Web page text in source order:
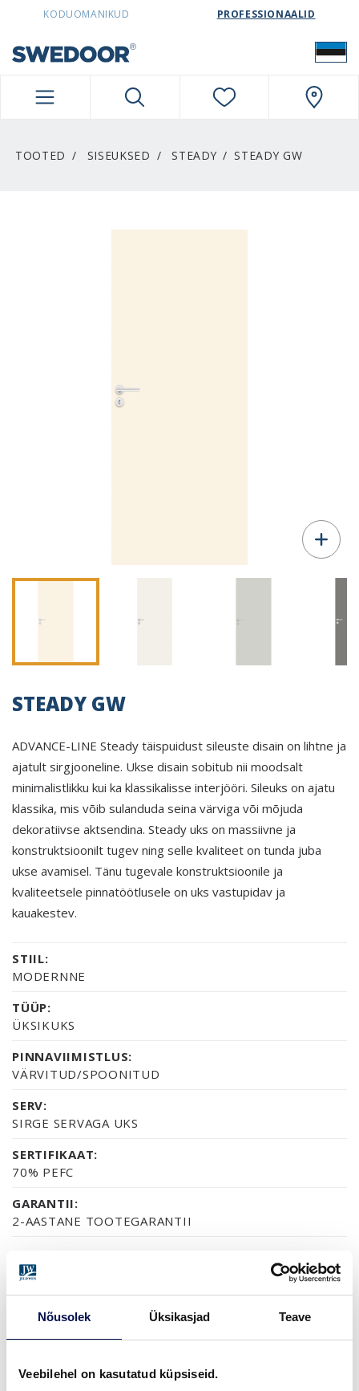
Nõusolek Üksikasjad Teave
Veebilehel on kasutatud küpsiseid.
SWEDOORESTONIA NAVIGATION
KODUOMANIKUD PROFESSIONAALID
TOOTED SISEUKSED STEADY STEADY GW
STEADY GW
ADVANCE-LINE Steady täispuidust sileuste disain on lihtne ja
ajatult sirgjooneline. Ukse disain sobitub nii moodsalt
minimalistlikku kui ka klassikalisse interjööri. Sileuks on ajatu
klassika, mis võib sulanduda seina värviga või mõjuda
dekoratiivse aktsendina. Steady uks on massiivne ja
konstruktsioonilt tugev ning selle kvaliteet on tunda juba
ukse avamisel. Tänu tugevale konstruktsioonile ja
kvaliteetsele pinnatöötlusele on uks vastupidav ja
kauakestev.
STIIL:
MODERNNE
TÜÜP:
ÜKSIKUKS
PINNAVIIMISTLUS:
VÄRVITUD/SPOONITUD
SERV:
SIRGE SERVAGA UKS
SERTIFIKAAT:
70% PEFC
GARANTII:
2-AASTANE TOOTEGARANTII
VIIMISTLUS (16)
NCS S0502-YNCS S0500-NNCS S1502-G50YNCS S5500-NNCS S9000-N